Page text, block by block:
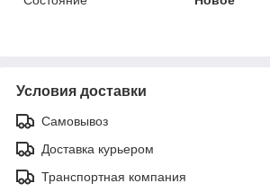
Условия доставки
Самовывоз
Доставка курьером
Транспортная компания